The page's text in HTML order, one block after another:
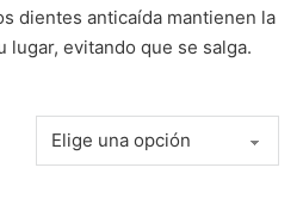
dientes anticaída mantienen la
lugar, evitando que se salga.